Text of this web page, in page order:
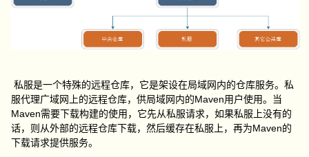
私服是一个特殊的远程仓库，它是架设在局域网内的仓库服务。私
服代理广域网上的远程仓库，供局域网内的Maven用户使用。当
Maven需要下载构建的使用，它先从私服请求，如果私服上没有的
话，则从外部的远程仓库下载，然后缓存在私服上，再为Maven的
下载请求提供服务。